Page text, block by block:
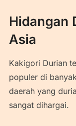
Hidangan
Asia
Kakigori Durian
populer di
daerah yang
sangat dihargai.